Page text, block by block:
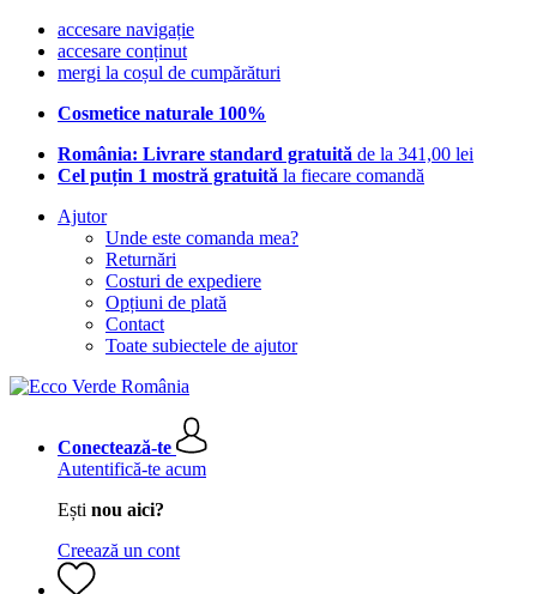
accesare navigație
accesare conținut
mergi la coșul de cumpărături
Cosmetice naturale 100%
România: Livrare standard gratuită de la 341,00 lei
Cel puțin 1 mostră gratuită la fiecare comandă
Ajutor
Unde este comanda mea?
Returnări
Costuri de expediere
Opțiuni de plată
Contact
Toate subiectele de ajutor
Conectează-te
Autentifică-te acum
Ești nou aici?
Creează un cont